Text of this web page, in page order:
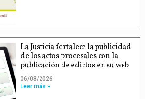
La Justicia fortalece la publicidad
de los actos procesales con la
publicación de edictos en su web
06/08/2026
Leer más »